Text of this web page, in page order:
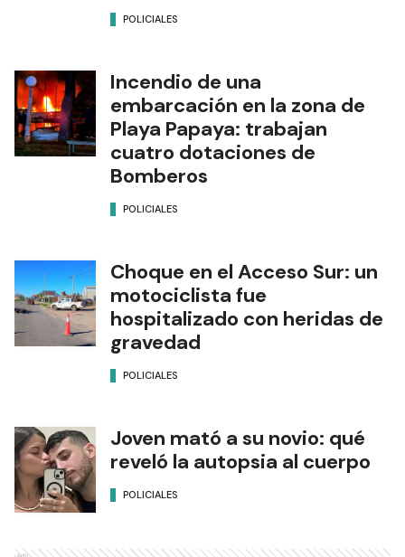
POLICIALES
Incendio de una
embarcación en la zona de
Playa Papaya: trabajan
cuatro dotaciones de
Bomberos
POLICIALES
Choque en el Acceso Sur: un
motociclista fue
hospitalizado con heridas de
gravedad
POLICIALES
Joven mató a su novio: qué
reveló la autopsia al cuerpo
POLICIALES
Ads